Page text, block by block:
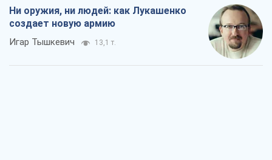
Ни оружия, ни людей: как Лукашенко
создает новую армию
Игар Тышкевич 13,1 т.